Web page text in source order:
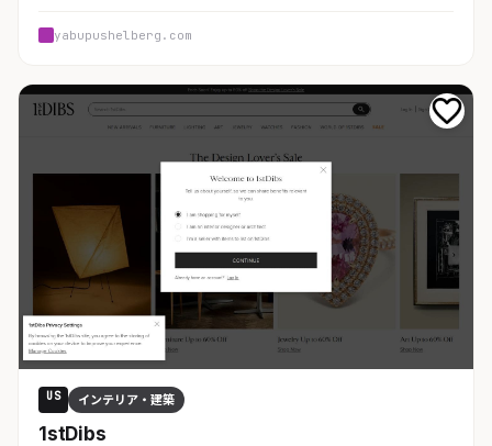
yabupushelberg.com
US インテリア・建築
1stDibs